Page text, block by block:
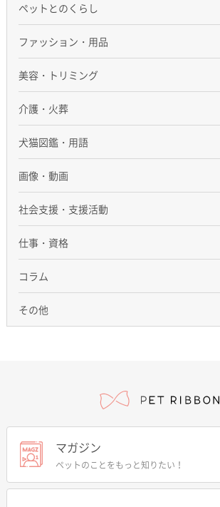
ペットとのくらし
ファッション・用品
美容・トリミング
介護・火葬
犬猫図鑑・用語
画像・動画
社会支援・支援活動
仕事・資格
コラム
その他
マガジン
ペットのことをもっと知りたい！